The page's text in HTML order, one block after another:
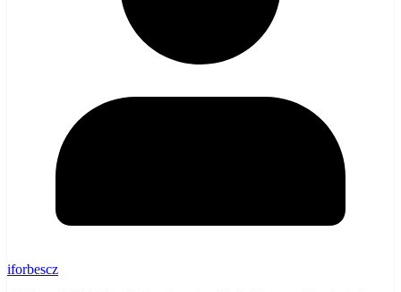
iforbescz